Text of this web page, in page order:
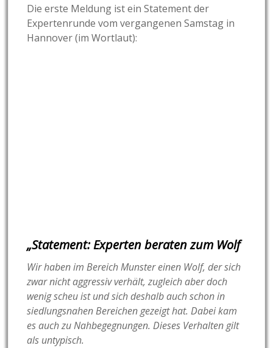
Die erste Meldung ist ein Statement der
Expertenrunde vom vergangenen Samstag in
Hannover (im Wortlaut):
„Statement: Experten beraten zum Wolf
Wir haben im Bereich Munster einen Wolf, der sich
zwar nicht aggressiv verhält, zugleich aber doch
wenig scheu ist und sich deshalb auch schon in
siedlungsnahen Bereichen gezeigt hat. Dabei kam
es auch zu Nahbegegnungen. Dieses Verhalten gilt
als untypisch.